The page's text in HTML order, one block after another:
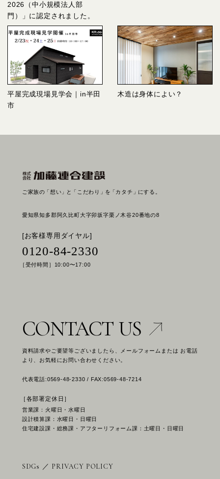
2026（中小規模法人部
門）」に認定されました。
平屋完成現場見学会｜in半田
市
木造は身体によい？
ご家族の「想い」と 「こだわり」を「カタチ」にする。
愛知県知多郡阿久比町大字卯坂字栗ノ木谷20番地の8
[お客様専用ダイヤル]
0120-84-2330
［受付時間］10:00〜17:00
CONTACT US
資料請求やご要望等ございましたら、メールフォームまたは お電話
より、お気軽にお問い合わせください。
代表電話:0569-48-2330 / FAX:0569-48-7214
［各部署定休日］
営業課：火曜日・水曜日
設計積算課：水曜日・日曜日
住宅建設課・総務課・アフターリフォーム課：土曜日・日曜日
SDGs ／ PRIVACY POLICY